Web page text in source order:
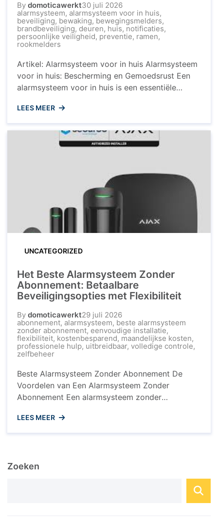
By domoticawerkt30 juli 2026
alarmsysteem, alarmsysteem voor in huis,
beveiliging, bewaking, bewegingsmelders,
brandbeveiliging, deuren, huis, notificaties,
persoonlijke veiligheid, preventie, ramen,
rookmelders
Artikel: Alarmsysteem voor in huis Alarmsysteem
voor in huis: Bescherming en Gemoedsrust Een
alarmsysteem voor in huis is een essentiële
beschermen tegen ongewenste indringers. Met
de toenemende bezorgdheid over veiligheid is
het installeren van een betrouwbaar
alarmsysteem een verstandige keuze die
LEES MEER
UNCATEGORIZED
Het Beste Alarmsysteem Zonder
Abonnement: Betaalbare
Beveiligingsopties met Flexibiliteit
By domoticawerkt29 juli 2026
abonnement, alarmsysteem, beste alarmsysteem
zonder abonnement, eenvoudige installatie,
flexibiliteit, kostenbesparend, maandelijkse kosten,
professionele hulp, uitbreidbaar, volledige controle,
zelfbeheer
Beste Alarmsysteem Zonder Abonnement De
Voordelen van Een Alarmsysteem Zonder
Abonnement Een alarmsysteem zonder
huiseigenaren die op zoek zijn naar een
betaalbare en effectieve manier om hun huis te
langdurige contracten en maandelijkse kosten,
biedt een alarmsysteem zonder abonnement ...
LEES MEER
Zoeken